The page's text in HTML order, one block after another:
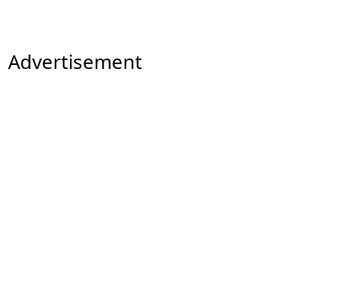
Advertisement